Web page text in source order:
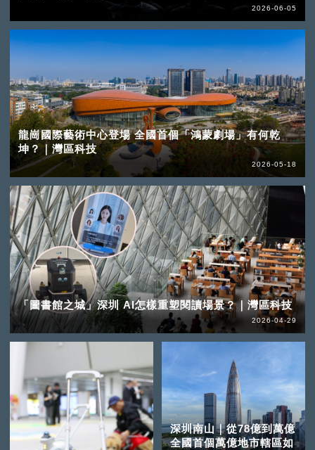
2026-06-05
龍崗國際藝術中心登場 全國首個「鴻蒙劇場」有何乾
坤？｜灣區科技
2026-05-18
「圖書館之城」深圳 AI怎樣重塑閱讀場景？｜灣區科技
2026-04-29
深圳南山｜從78億到萬億
全國首個萬億地市轄區如